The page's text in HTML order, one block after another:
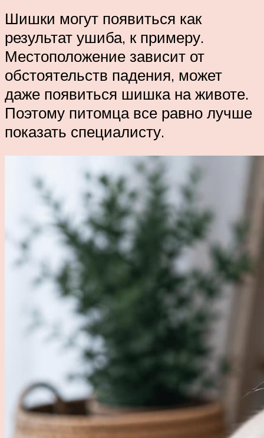
Шишки могут появиться как
результат ушиба, к примеру.
Местоположение зависит от
обстоятельств падения, может
даже появиться шишка на животе.
Поэтому питомца все равно лучше
показать специалисту.